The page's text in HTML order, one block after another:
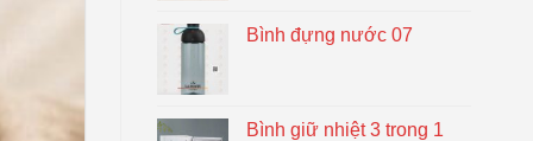
Bình đựng nước 07
Bình giữ nhiệt 3 trong 1